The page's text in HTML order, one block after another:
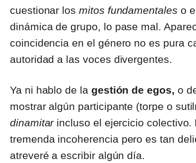
cuestionar losmitos fundamentales o
dinámica de grupo, lo pase mal.
coincidencia en el género no es pura
autoridad a las voces divergentes.
Ya ni hablo de la gestión de egos, o
mostrar algún participante (torpe o
dinamitarincluso el ejercicio colectivo.
tremenda incoherencia pero es tan
atreveré a escribir algún día.